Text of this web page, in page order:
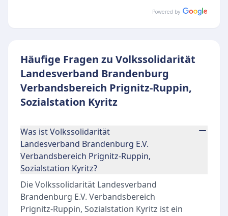
Powered by
Häufige Fragen zu Volkssolidarität
Landesverband Brandenburg
Verbandsbereich Prignitz-Ruppin,
Sozialstation Kyritz
Was ist Volkssolidarität
Landesverband Brandenburg E.V.
Verbandsbereich Prignitz-Ruppin,
Sozialstation Kyritz?
Die Volkssolidarität Landesverband
Brandenburg E.V. Verbandsbereich
Prignitz-Ruppin, Sozialstation Kyritz ist ein